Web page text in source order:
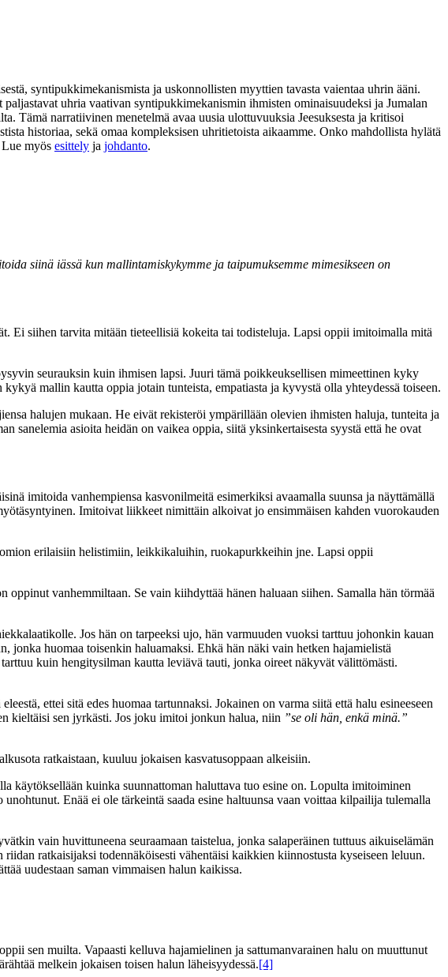
syntipukkimekanismista ja uskonnollisten myyttien tavasta vaientaa uhrin ääni.
uhria vaativan syntipukkimekanismin ihmisten ominaisuudeksi ja Jumalan
Tämä narratiivinen menetelmä avaa uusia ulottuvuuksia Jeesuksesta ja kritisoi
historiaa, sekä omaa kompleksisen uhritietoista aikaamme. Onko mahdollista hylätä
myös esittely ja johdanto.
siinä iässä kun mallintamiskykymme ja taipumuksemme mimesikseen on
Ei siihen tarvita mitään tieteellisiä kokeita tai todisteluja. Lapsi oppii imitoimalla mitä
seurauksin kuin ihmisen lapsi. Juuri tämä poikkeuksellisen mimeettinen kyky
mallin kautta oppia jotain tunteista, empatiasta ja kyvystä olla yhteydessä toiseen.
halujen mukaan. He eivät rekisteröi ympärillään olevien ihmisten haluja, tunteita ja
asioita heidän on vaikea oppia, siitä yksinkertaisesta syystä että he ovat
imitoida vanhempiensa kasvonilmeitä esimerkiksi avaamalla suunsa ja näyttämällä
Imitoivat liikkeet nimittäin alkoivat jo ensimmäisen kahden vuorokauden
erilaisiin helistimiin, leikkikaluihin, ruokapurkkeihin jne. Lapsi oppii
oppinut vanhemmiltaan. Se vain kiihdyttää hänen haluaan siihen. Samalla hän törmää
Jos hän on tarpeeksi ujo, hän varmuuden vuoksi tarttuu johonkin kauan
jonka huomaa toisenkin haluamaksi. Ehkä hän näki vain hetken hajamielistä
kuin hengitysilman kautta leviävä tauti, jonka oireet näkyvät välittömästi.
ettei sitä edes huomaa tartunnaksi. Jokainen on varma siitä että halu esineeseen
kieltäisi sen jyrkästi. Jos joku imitoi jonkun halua, niin ”se oli hän, enkä minä.”
ratkaistaan, kuuluu jokaisen kasvatusoppaan alkeisiin.
käytöksellään kuinka suunnattoman haluttava tuo esine on. Lopulta imitoiminen
Enää ei ole tärkeintä saada esine haltuunsa vaan voittaa kilpailija tulemalla
vain huvittuneena seuraamaan taistelua, jonka salaperäinen tuttuus aikuiselämän
ratkaisijaksi todennäköisesti vähentäisi kaikkien kiinnostusta kyseiseen leluun.
uudestaan saman vimmaisen halun kaikissa.
sen muilta. Vapaasti kelluva hajamielinen ja sattumanvarainen halu on muuttunut
melkein jokaisen toisen halun läheisyydessä.[4]